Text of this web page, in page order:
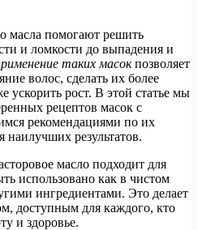
масла помогают решить
и ломкости до выпадения и
таких масокпозволяет
волос, сделать их более
рост. В этой статье мы
рецептов масок с
рекомендациями по их
результатов.
масло подходит для
использовано как в чистом
ингредиентами. Это делает
доступным для каждого, кто
и здоровье.